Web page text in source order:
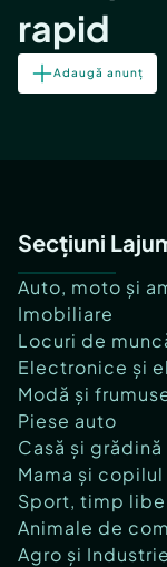
rapid
Adaugă anunț
Secțiuni
Auto, moto și
Imobiliare
Locuri de
Electronice și
Modă și
Piese auto
Casă și grădină
Mama și copilul
Sport, timp
Animale de
Agro și Industrie